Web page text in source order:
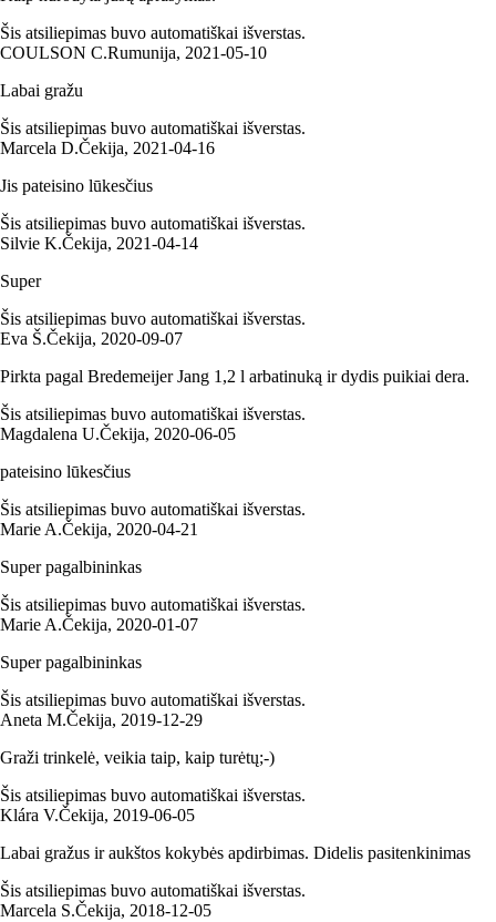
Šis atsiliepimas buvo automatiškai išverstas.
COULSON C.Rumunija, 2021‑05‑10
Labai gražu
Šis atsiliepimas buvo automatiškai išverstas.
Marcela D.Čekija, 2021‑04‑16
Jis pateisino lūkesčius
Šis atsiliepimas buvo automatiškai išverstas.
Silvie K.Čekija, 2021‑04‑14
Super
Šis atsiliepimas buvo automatiškai išverstas.
Eva Š.Čekija, 2020‑09‑07
Pirkta pagal Bredemeijer Jang 1,2 l arbatinuką ir dydis puikiai dera.
Šis atsiliepimas buvo automatiškai išverstas.
Magdalena U.Čekija, 2020‑06‑05
pateisino lūkesčius
Šis atsiliepimas buvo automatiškai išverstas.
Marie A.Čekija, 2020‑04‑21
Super pagalbininkas
Šis atsiliepimas buvo automatiškai išverstas.
Marie A.Čekija, 2020‑01‑07
Super pagalbininkas
Šis atsiliepimas buvo automatiškai išverstas.
Aneta M.Čekija, 2019‑12‑29
Graži trinkelė, veikia taip, kaip turėtų;-)
Šis atsiliepimas buvo automatiškai išverstas.
Klára V.Čekija, 2019‑06‑05
Labai gražus ir aukštos kokybės apdirbimas. Didelis pasitenkinimas
Šis atsiliepimas buvo automatiškai išverstas.
Marcela S.Čekija, 2018‑12‑05